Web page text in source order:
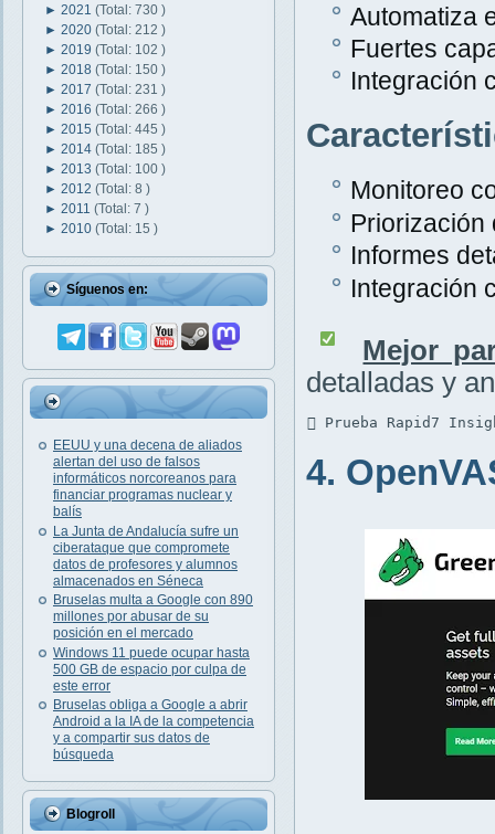
► 2021 (Total: 730 )
► 2020 (Total: 212 )
► 2019 (Total: 102 )
► 2018 (Total: 150 )
► 2017 (Total: 231 )
► 2016 (Total: 266 )
► 2015 (Total: 445 )
► 2014 (Total: 185 )
► 2013 (Total: 100 )
► 2012 (Total: 8 )
► 2011 (Total: 7 )
► 2010 (Total: 15 )
Síguenos en:
EEUU y una decena de aliados
alertan del uso de falsos
informáticos norcoreanos para
financiar programas nuclear y
balís
La Junta de Andalucía sufre un
ciberataque que compromete
datos de profesores y alumnos
almacenados en Séneca
Bruselas multa a Google con 890
millones por abusar de su
posición en el mercado
Windows 11 puede ocupar hasta
500 GB de espacio por culpa de
este error
Bruselas obliga a Google a abrir
Android a la IA de la competencia
y a compartir sus datos de
búsqueda
Blogroll
Automatiza
Fuertes
Integración
Monitoreo
Priorización
Informes
Integración
Mejor
detalladas y
 Prueba Rapid7
4.